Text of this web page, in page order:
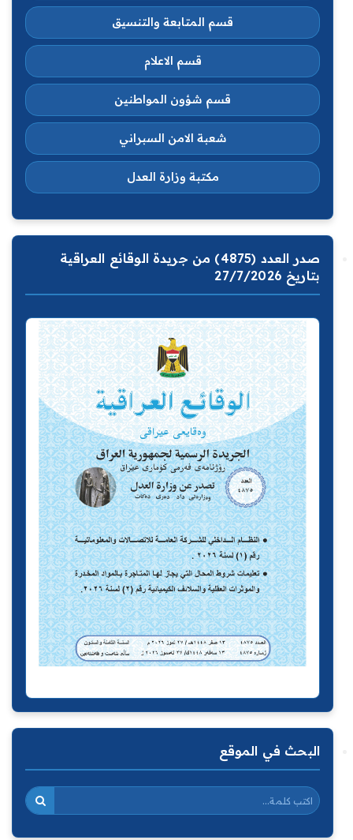
قسم المتابعة والتنسيق
قسم الاعلام
قسم شؤون المواطنين
شعبة الامن السبراني
مكتبة وزارة العدل
صدر العدد (4875) من جريدة الوقائع العراقية
بتاريخ 27/7/2026
البحث في الموقع